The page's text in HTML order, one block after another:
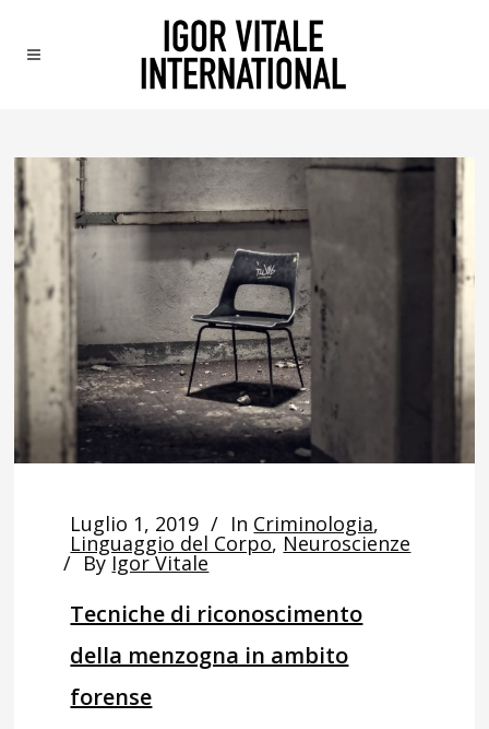
Luglio 1, 2019 In Criminologia,
Linguaggio del Corpo, Neuroscienze
By Igor Vitale
Tecniche di riconoscimento
della menzogna in ambito
forense